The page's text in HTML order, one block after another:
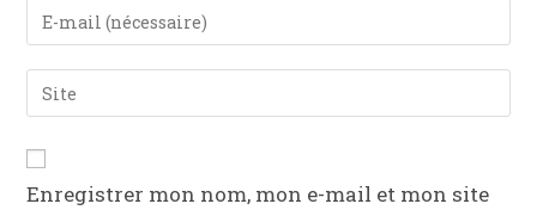
Enregistrer mon nom, mon e-mail et mon site